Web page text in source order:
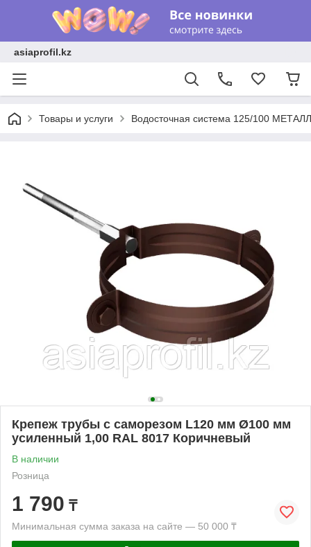
asiaprofil.kz
Товары и услуги Водосточная система 125/100
Крепеж трубы с саморезом L120 мм Ø100 мм
усиленный 1,00 RAL 8017 Коричневый
В наличии
Розница
1 790 ₸
Минимальная сумма заказа на сайте — 50 000 ₸